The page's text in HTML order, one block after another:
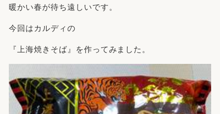
暖かい春が待ち遠しいです。
今回はカルディの
『上海焼きそば』を作ってみました。